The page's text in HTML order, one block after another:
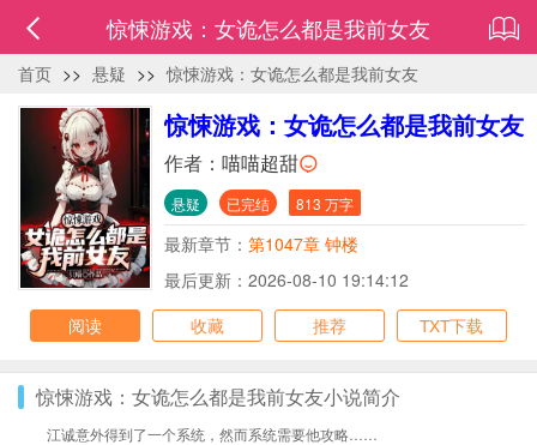
惊悚游戏：女诡怎么都是我前女友
首页 >> 悬疑 >> 惊悚游戏：女诡怎么都是我前女友
惊悚游戏：女诡怎么都是我前女友
作者： 喵喵超甜
悬疑 已完结 813 万字
最新章节： 第1047章 钟楼
最后更新：2026-08-10 19:14:12
阅读
收藏 推荐 TXT下载
惊悚游戏：女诡怎么都是我前女友小说简介
江诚意外得到了一个系统，然而系统需要他攻略……